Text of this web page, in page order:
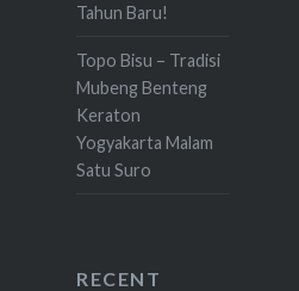
Tahun Baru!
Topo Bisu – Tradisi
Mubeng Benteng
Keraton
Yogyakarta Malam
Satu Suro
RECENT